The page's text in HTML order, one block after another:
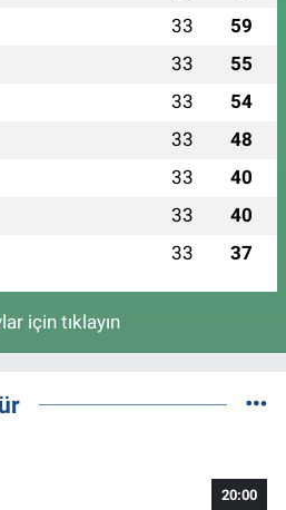
33 59
33 55
33 54
33 48
33 40
33 40
33 37
için tıklayın
20:00